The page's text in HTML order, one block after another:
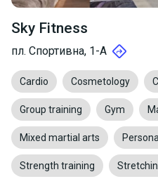
Sky Fitness
пл. Спортивна, 1-А
Cardio Cosmetology
Group training Gym
Mixed martial arts
Strength training